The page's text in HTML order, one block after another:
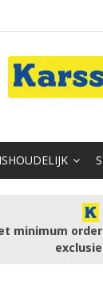
minimum